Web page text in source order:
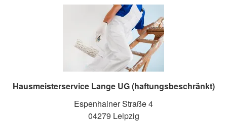
Hausmeisterservice Lange UG (haftungsbeschränkt)
Espenhainer Straße 4
04279 Leipzig